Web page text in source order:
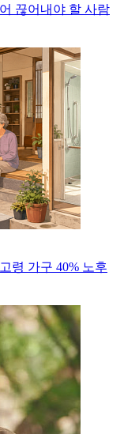
끊어내야 할 사람
령 가구 40% 노후